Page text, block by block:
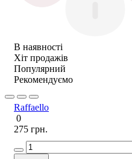
В наявності
Хіт продажів
Популярний
Рекомендуємо
Raffaello
0
275 грн.